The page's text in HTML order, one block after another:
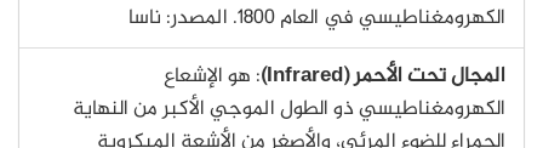
الكهرومغناطيسي في العام 1800. المصدر: ناسا
المجال تحت الأحمر (Infrared)
: هو الإشعاع
الكهرومغناطيسي ذو الطول الموجي الأكبر من النهاية